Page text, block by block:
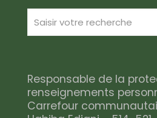
Responsable de la
renseignements
Carrefour